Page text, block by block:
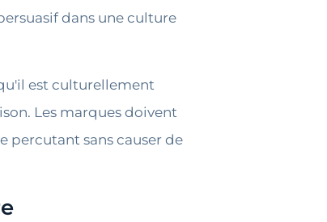
dans une culture
est culturellement
Les marques doivent
percutant sans causer de